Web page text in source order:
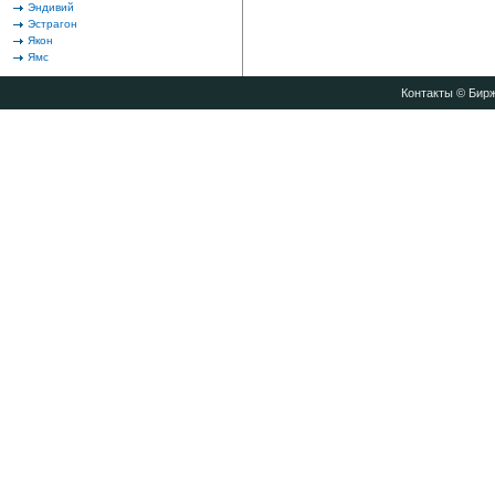
Эндивий
Эстрагон
Якон
Ямс
Контакты ©